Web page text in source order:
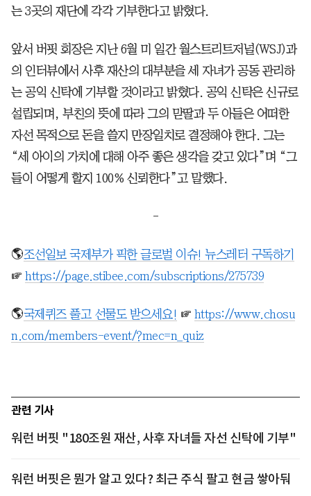
는 3곳의 재단에 각각 기부한다고 밝혔다.
앞서 버핏 회장은 지난 6월 미 일간 월스트리트저널(WSJ)과
의 인터뷰에서 사후 재산의 대부분을 세 자녀가 공동 관리하
는 공익 신탁에 기부할 것이라고 밝혔다. 공익 신탁은 신규로
설립되며, 부친의 뜻에 따라 그의 맏딸과 두 아들은 어떠한
자선 목적으로 돈을 쓸지 만장일치로 결정해야 한다. 그는
“세 아이의 가치에 대해 아주 좋은 생각을 갖고 있다”며 “그
들이 어떻게 할지 100% 신뢰한다”고 말했다.
-
🌎조선일보 국제부가 픽한 글로벌 이슈! 뉴스레터 구독하기
☞ https://page.stibee.com/subscriptions/275739
🌎국제퀴즈 풀고 선물도 받으세요! ☞ https://www.chosu
n.com/members-event/?mec=n_quiz
관련 기사
워런 버핏 "180조원 재산, 사후 자녀들 자선 신탁에 기부"
워런 버핏은 뭔가 알고 있다? 최근 주식 팔고 현금 쌓아둬